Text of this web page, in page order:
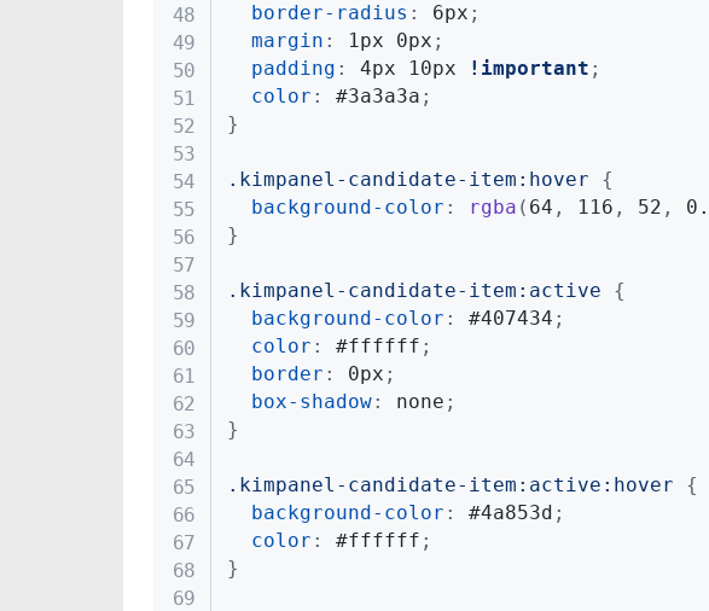
border-radius : 6px ;
margin : 1px 0px ;
padding : 4px 10px !important ;
color : #3a3a3a ;
}
.kimpanel-candidate-item:hover
{
background-color : rgba ( 64 , 116 , 52 ,
}
.kimpanel-candidate-item:active
{
background-color : #407434 ;
color : #ffffff ;
border : 0px ;
box-shadow: none ;
}
.kimpanel-candidate-item:active:hover
{
background-color : #4a853d ;
color : #ffffff ;
}